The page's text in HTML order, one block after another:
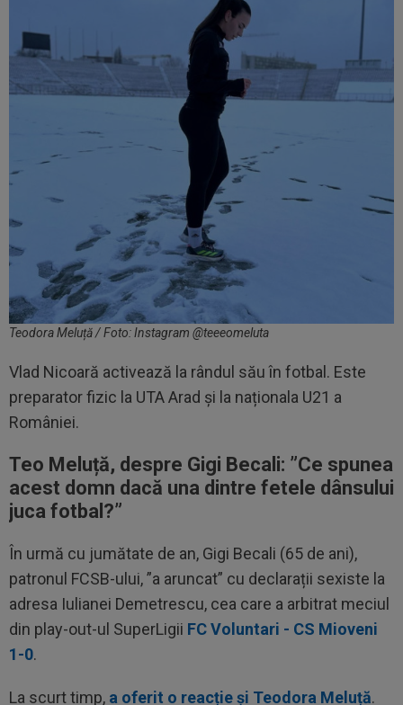
Teodora Meluță / Foto: Instagram @teeeomeluta
Vlad Nicoară activează la rândul său în fotbal. Este
preparator fizic la UTA Arad și la naționala U21 a
României.
Teo Meluță, despre Gigi Becali: ”Ce spunea
acest domn dacă una dintre fetele dânsului
juca fotbal?”
În urmă cu jumătate de an, Gigi Becali (65 de ani),
patronul FCSB-ului, ”a aruncat” cu declarații sexiste la
adresa Iulianei Demetrescu, cea care a arbitrat meciul
din play-out-ul SuperLigii FC Voluntari - CS Mioveni
1-0.
La scurt timp, a oferit o reacție și Teodora Meluță.